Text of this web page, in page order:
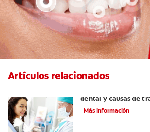
Artículos relacionados
dental y causas de
Más información